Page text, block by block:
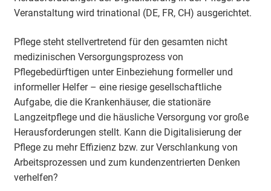
Veranstaltung wird trinational (DE, FR, CH) ausgerichtet.
Pflege steht stellvertretend für den gesamten nicht
medizinischen Versorgungsprozess von
Pflegebedürftigen unter Einbeziehung formeller und
informeller Helfer – eine riesige gesellschaftliche
Aufgabe, die die Krankenhäuser, die stationäre
Langzeitpflege und die häusliche Versorgung vor große
Herausforderungen stellt. Kann die Digitalisierung der
Pflege zu mehr Effizienz bzw. zur Verschlankung von
Arbeitsprozessen und zum kundenzentrierten Denken
verhelfen?